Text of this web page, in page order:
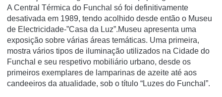
A Central Térmica do Funchal só foi definitivamente
desativada em 1989, tendo acolhido desde então o Museu
de Electricidade-”Casa da Luz”.Museu apresenta uma
exposição sobre várias áreas temáticas. Uma primeira,
mostra vários tipos de iluminação utilizados na Cidade do
Funchal e seu respetivo mobiliário urbano, desde os
primeiros exemplares de lamparinas de azeite até aos
candeeiros da atualidade, sob o título “Luzes do Funchal”.